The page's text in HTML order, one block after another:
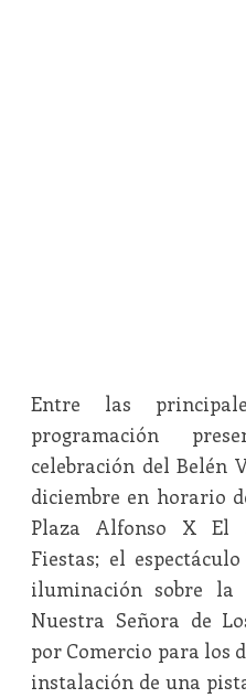
Entre las
programación
celebración del Belén
diciembre en horario
Plaza Alfonso X El
Fiestas; el
iluminación sobre la
Nuestra Señora de
por Comercio para los
instalación de una